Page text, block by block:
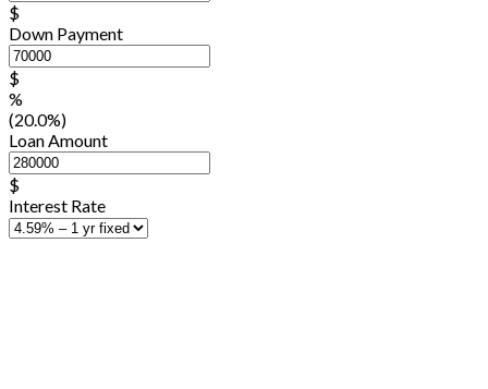
$
Down Payment
$
%
(20.0%)
Loan Amount
$
Interest Rate